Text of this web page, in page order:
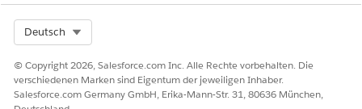
Kundenzufriedenheit und -treue nachzuvollziehen.
KONNTEN SIE IHR PROBLEM MITHILFE DIESES ARTIKELS
Deutsch
© Copyright 2026, Salesforce.com Inc. Alle Rechte vorbehalten. Die
verschiedenen Marken sind Eigentum der jeweiligen Inhaber.
Salesforce.com Germany GmbH, Erika-Mann-Str. 31, 80636 München,